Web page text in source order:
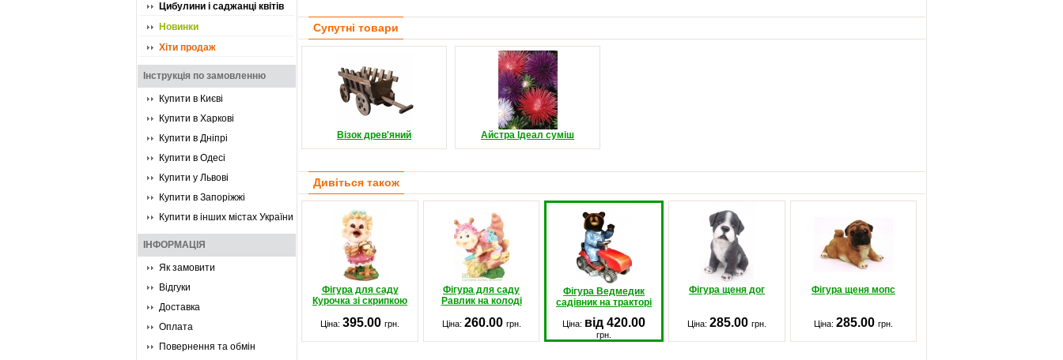
Цибулини і саджанці квітів
Новинки
Хіти продаж
Інструкція по замовленню
Купити в Києві
Купити в Харкові
Купити в Дніпрі
Купити в Одесі
Купити у Львові
Купити в Запоріжжі
Купити в інших містах України
ІНФОРМАЦІЯ
Як замовити
Відгуки
Доставка
Оплата
Повернення та обмін
Супутні товари
Візок древ'яний Айстра Ідеал суміш
Дивіться також
Фігура для саду
Курочка зі скрипкою
Фігура для саду
Равлик на колоді
Фігура Ведмедик
садівник на тракторі
Фігура щеня дог Фігура щеня мопс
Ціна: 395.00 грн. Ціна: 260.00 грн. Ціна: від 420.00
грн.
Ціна: 285.00 грн. Ціна: 285.00 грн.